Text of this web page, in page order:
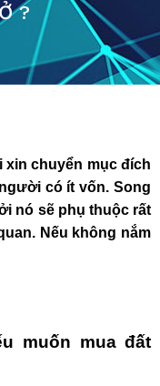
?
xin chuyển mục đích
có ít vốn. Song
nó sẽ phụ thuộc rất
Nếu không nắm
muốn mua đất